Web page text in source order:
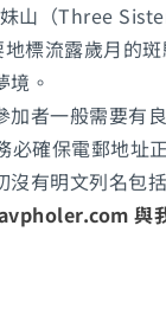
山（Three
流露歲月的
。
者一般需要有
確保電郵地址
有明文列名包
與